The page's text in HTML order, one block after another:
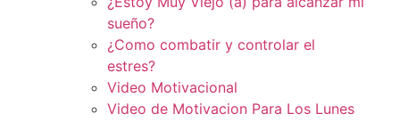
sueño?
¿Como combatir y controlar el
estres?
Video Motivacional
Video de Motivacion Para Los Lunes